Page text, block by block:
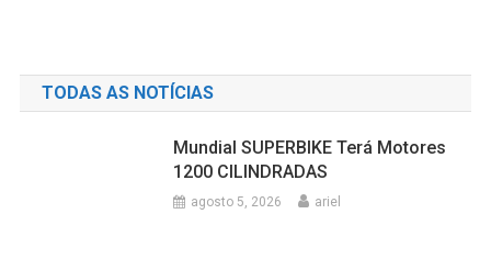
TODAS AS NOTÍCIAS
Mundial SUPERBIKE Terá Motores
1200 CILINDRADAS
agosto 5, 2026 ariel